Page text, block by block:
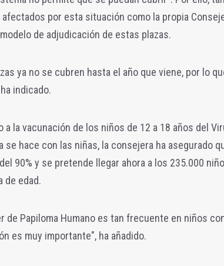
afectados por esta situación como la propia
de adjudicación de estas plazas.
ya no se cubren hasta el año que viene, por lo
indicado.
a la vacunación de los niños de 12 a 18 años del
se hace con las niñas, la consejera ha asegurado
90% y se pretende llegar ahora a los 235.000
de edad.
de Papiloma Humano es tan frecuente en niños
es muy importante", ha añadido.